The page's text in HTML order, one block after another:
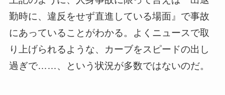
勤時に、違反をせず直進している場面』で事故
にあっていることがわかる。よくニュースで取
り上げられるような、カーブをスピードの出し
過ぎで……、という状況が多数ではないのだ。